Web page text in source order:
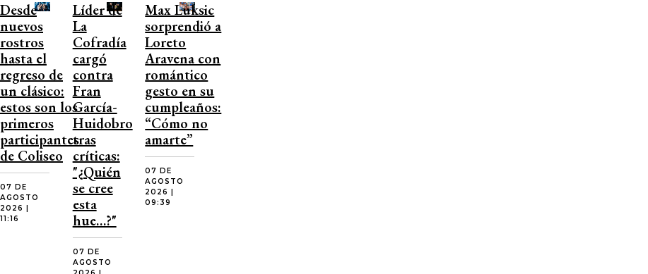
Desde
nuevos
rostros
hasta el
regreso de
un clásico:
estos son los
primeros
participantes
de Coliseo
07 DE
AGOSTO
2026 |
11:16
Líder de
La
Cofradía
cargó
contra
Fran
García-
Huidobro
tras
críticas:
"¿Quién
se cree
esta
hue…?"
07 DE
AGOSTO
Max Luksic
sorprendió a
Loreto
Aravena con
romántico
gesto en su
cumpleaños:
“Cómo no
amarte”
07 DE
AGOSTO
2026 |
09:39